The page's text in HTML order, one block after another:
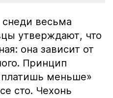
весьма
утверждают, что
она зависит от
Принцип
меньше»
сто. Чехонь